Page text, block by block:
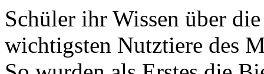
Schüler ihr Wissen über
wichtigsten Nutztiere des